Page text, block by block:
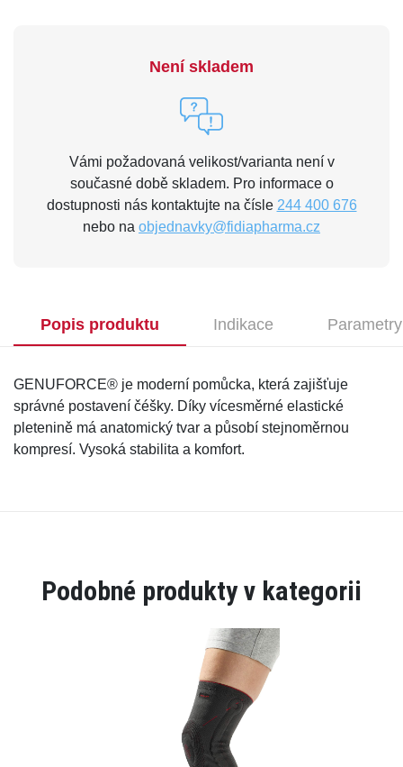
Není skladem
Vámi požadovaná velikost/varianta není v
současné době skladem. Pro informace o
dostupnosti nás kontaktujte na čísle 244 400 676
nebo na objednavky@fidiapharma.cz
Popis produktu Indikace
GENUFORCE® je moderní pomůcka, která zajišťuje
správné postavení čéšky. Díky vícesměrné elastické
pletenině má anatomický tvar a působí stejnoměrnou
kompresí. Vysoká stabilita a komfort.
Podobné produkty v kategorii